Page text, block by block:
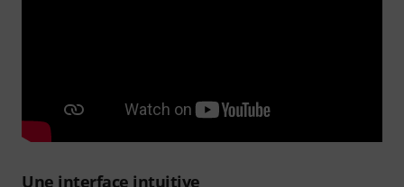
Une interface intuitive